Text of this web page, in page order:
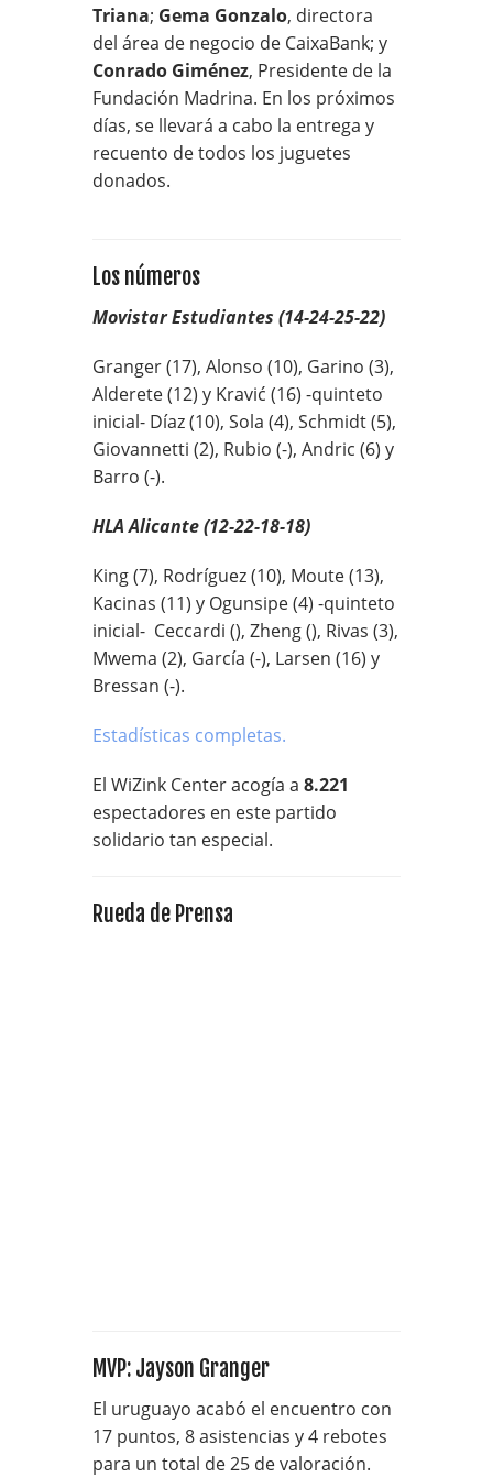
Triana; Gema Gonzalo, directora
del área de negocio de CaixaBank; y
Conrado Giménez, Presidente de la
Fundación Madrina. En los próximos
días, se llevará a cabo la entrega y
recuento de todos los juguetes
donados.
Los números
Movistar Estudiantes (14-24-25-22)
Granger (17), Alonso (10), Garino (3),
Alderete (12) y Kravić (16) -quinteto
inicial- Díaz (10), Sola (4), Schmidt (5),
Giovannetti (2), Rubio (-), Andric (6) y
Barro (-).
HLA Alicante (12-22-18-18)
King (7), Rodríguez (10), Moute (13),
Kacinas (11) y Ogunsipe (4) -quinteto
inicial- Ceccardi (), Zheng (), Rivas (3),
Mwema (2), García (-), Larsen (16) y
Bressan (-).
Estadísticas completas.
El WiZink Center acogía a 8.221
espectadores en este partido
solidario tan especial.
Rueda de Prensa
MVP: Jayson Granger
El uruguayo acabó el encuentro con
17 puntos, 8 asistencias y 4 rebotes
para un total de 25 de valoración.